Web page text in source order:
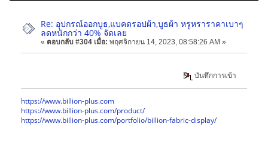
Re: อุปกรณ์ออกบูธ,แบคดรอปผ้า,บูธผ้า หรูหราราคาเบาๆ
ลดหนักกว่า 40% จัดเลย
« ตอบกลับ #304 เมื่อ: พฤศจิกายน 14, 2023, 08:58:26 AM »
บันทึกการเข้า
https://www.billion-plus.com
https://www.billion-plus.com/product/
https://www.billion-plus.com/portfolio/billion-fabric-display/